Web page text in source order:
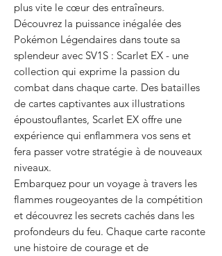
plus vite le cœur des entraîneurs.
Découvrez la puissance inégalée des
Pokémon Légendaires dans toute sa
splendeur avec SV1S : Scarlet EX - une
collection qui exprime la passion du
combat dans chaque carte. Des batailles
de cartes captivantes aux illustrations
époustouflantes, Scarlet EX offre une
expérience qui enflammera vos sens et
fera passer votre stratégie à de nouveaux
niveaux.
Embarquez pour un voyage à travers les
flammes rougeoyantes de la compétition
et découvrez les secrets cachés dans les
profondeurs du feu. Chaque carte raconte
une histoire de courage et de